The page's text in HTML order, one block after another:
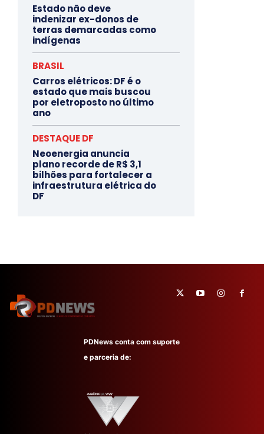
Estado não deve
indenizar ex-donos de
terras demarcadas como
indígenas
BRASIL
Carros elétricos: DF é o
estado que mais buscou
por eletroposto no último
ano
DESTAQUE DF
Neoenergia anuncia
plano recorde de R$ 3,1
bilhões para fortalecer a
infraestrutura elétrica do
DF
PDNews conta com suporte
e parceria de: